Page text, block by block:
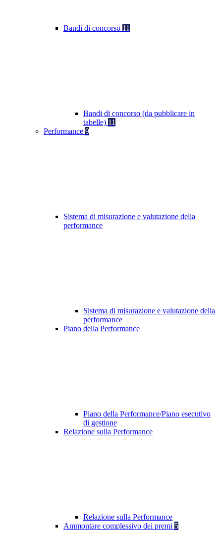
Bandi di concorso 11
Bandi di concorso (da pubblicare in
tabelle) 11
Performance 9
Sistema di misurazione e valutazione della
performance
Sistema di misurazione e valutazione della
performance
Piano della Performance
Piano della Performance/Piano esecutivo
di gestione
Relazione sulla Performance
Relazione sulla Performance
Ammontare complessivo dei premi 5